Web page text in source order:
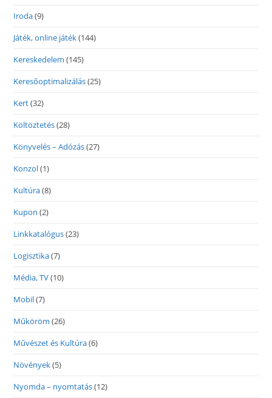
Iroda(9)
Játék, online játék(144)
Kereskedelem (145)
Keresőoptimalizálás(25)
Kert(32)
Költöztetés(28)
Könyvelés – Adózás(27)
Konzol(1)
Kultúra(8)
Kupon (2)
Linkkatalógus(23)
Logisztika(7)
Média, TV(10)
Mobil(7)
Műköröm (26)
Művészet és Kultúra(6)
Növények(5)
Nyomda – nyomtatás(12)